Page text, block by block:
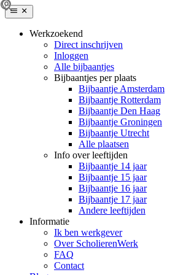
Werkzoekend
Direct inschrijven
Inloggen
Alle bijbaantjes
Bijbaantjes per plaats
Bijbaantje Amsterdam
Bijbaantje Rotterdam
Bijbaantje Den Haag
Bijbaantje Groningen
Bijbaantje Utrecht
Alle plaatsen
Info over leeftijden
Bijbaantje 14 jaar
Bijbaantje 15 jaar
Bijbaantje 16 jaar
Bijbaantje 17 jaar
Andere leeftijden
Informatie
Ik ben werkgever
Over ScholierenWerk
FAQ
Contact